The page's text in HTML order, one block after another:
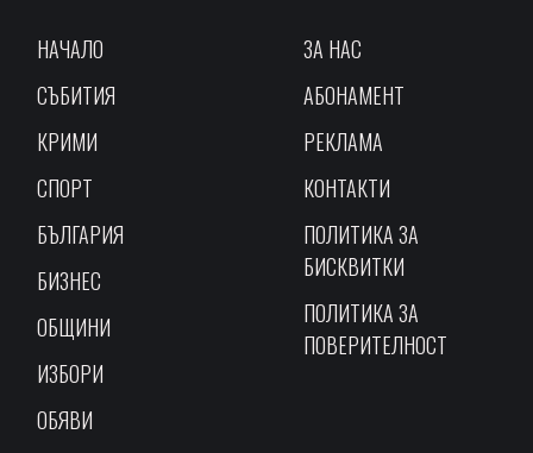
НАЧАЛО
СЪБИТИЯ
КРИМИ
СПОРТ
БЪЛГАРИЯ
БИЗНЕС
ОБЩИНИ
ИЗБОРИ
ОБЯВИ
ЗА НАС
АБОНАМЕНТ
РЕКЛАМА
КОНТАКТИ
ПОЛИТИКА ЗА
БИСКВИТКИ
ПОЛИТИКА ЗА
ПОВЕРИТЕЛНОСТ